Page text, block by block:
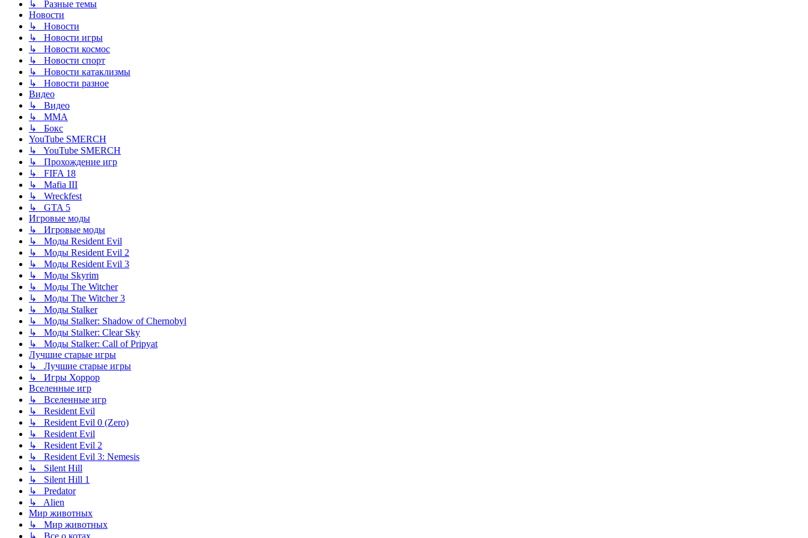
↳ Разные темы
Новости
↳ Новости
↳ Новости игры
↳ Новости космос
↳ Новости спорт
↳ Новости катаклизмы
↳ Новости разное
Видео
↳ Видео
↳ ММА
↳ Бокс
YouTube SMERCH
↳ YouTube SMERCH
↳ Прохождение игр
↳ FIFA 18
↳ Mafia III
↳ Wreckfest
↳ GTA 5
Игровые моды
↳ Игровые моды
↳ Моды Resident Evil
↳ Моды Resident Evil 2
↳ Моды Resident Evil 3
↳ Моды Skyrim
↳ Моды The Witcher
↳ Моды The Witcher 3
↳ Моды Stalker
↳ Моды Stalker: Shadow of Chernobyl
↳ Моды Stalker: Clear Sky
↳ Моды Stalker: Call of Pripyat
Лучшие старые игры
↳ Лучшие старые игры
↳ Игры Хоррор
Вселенные игр
↳ Вселенные игр
↳ Resident Evil
↳ Resident Evil 0 (Zero)
↳ Resident Evil
↳ Resident Evil 2
↳ Resident Evil 3: Nemesis
↳ Silent Hill
↳ Silent Hill 1
↳ Predator
↳ Alien
Мир животных
↳ Мир животных